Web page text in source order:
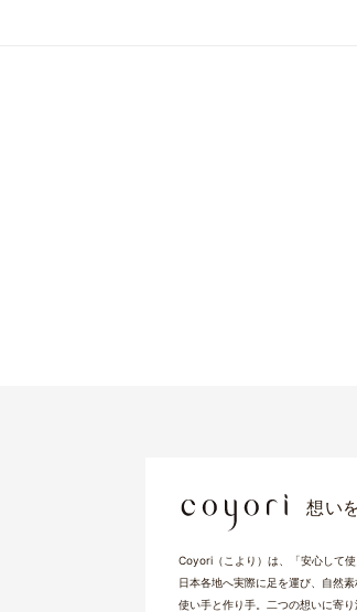
想い
Coyori（こより）は、「安心して
日本各地へ実際に足を運び、自然
使い手と作り手。二つの想いに寄